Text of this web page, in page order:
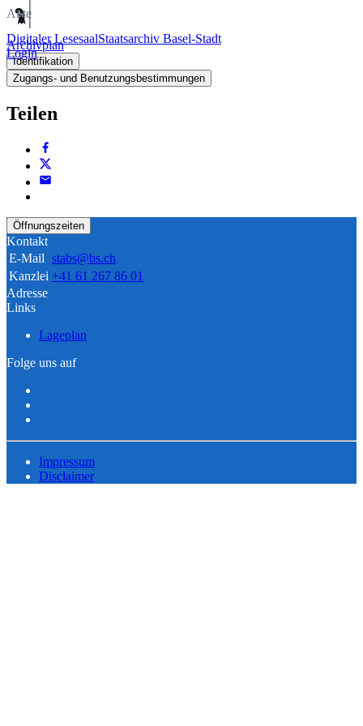
Digitaler LesesaalStaatsarchiv Basel-Stadt
Login
Akte
Archivplan
Identifikation
Zugangs- und Benutzungsbestimmungen
Teilen
Öffnungszeiten
Kontakt
E-Mail stabs@bs.ch
Kanzlei +41 61 267 86 01
Adresse
Links
Lageplan
Folge uns auf
Impressum
Disclaimer